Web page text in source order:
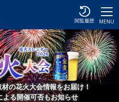
MENU
閲覧履歴
の花火大会情報をお届け！
よる開催可否もお知らせ